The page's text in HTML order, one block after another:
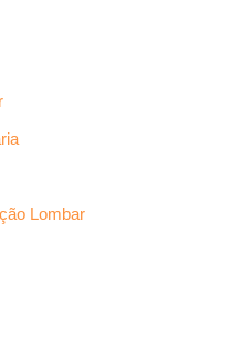
Lombar